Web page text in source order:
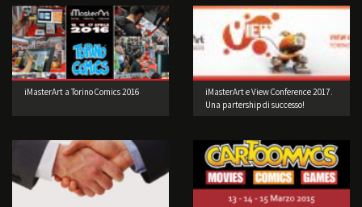
iMasterArt a Torino Comics 2016
iMasterArt e View Conference 2017.
Una partership di successo!